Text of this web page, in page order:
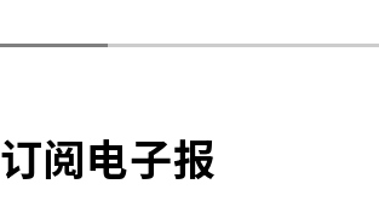
订阅电子报